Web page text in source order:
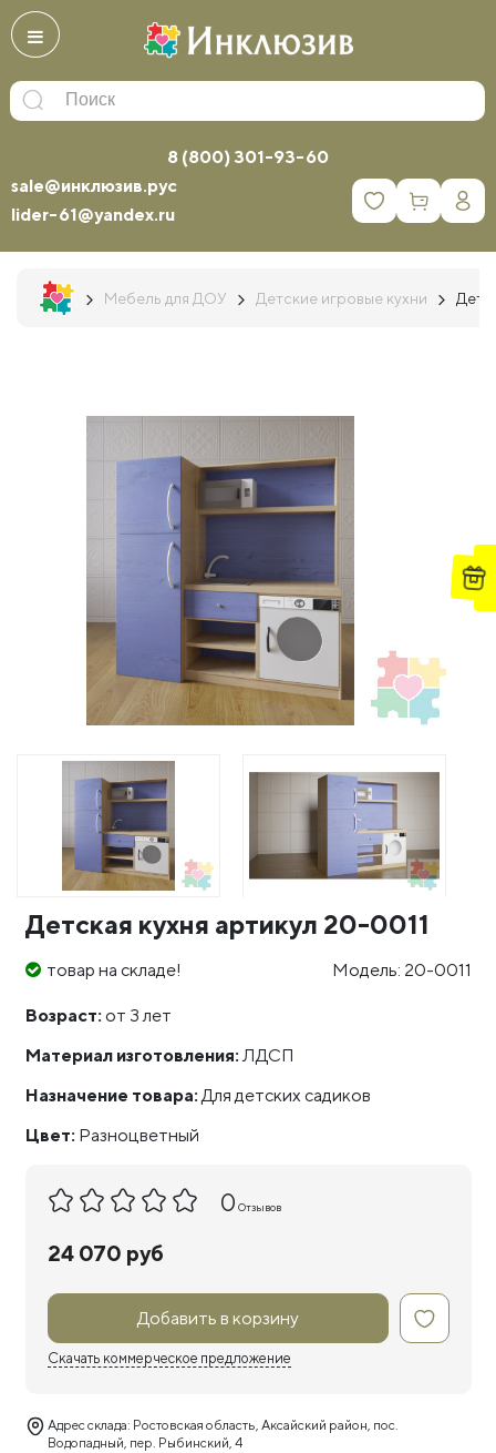
8 (800) 301-93-60
sale@инклюзив.рус
lider-61@yandex.ru
0
Мебель для ДОУ Детские игровые кухни
Детская кухня артикул 20-0011
товар на складе! Модель: 20-0011
Возраст: от 3 лет
Материал изготовления:ЛДСП
Назначение товара:Для детских садиков
Цвет: Разноцветный
0 Отзывов
24 070 руб
Добавить в корзину
Скачать коммерческое предложение
Адрес склада: Ростовская область, Аксайский район, пос.
Водопадный, пер. Рыбинский, 4